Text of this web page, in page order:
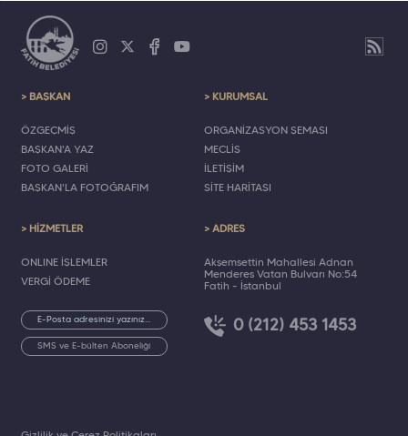
> BAŞKAN
ÖZGEÇMİŞ
BAŞKAN'A YAZ
FOTO GALERİ
BAŞKAN'LA FOTOĞRAFIM
> KURUMSAL
ORGANİZASYON ŞEMASI
MECLİS
İLETİŞİM
SİTE HARİTASI
> HİZMETLER
ONLINE İŞLEMLER
VERGİ ÖDEME
SMS ve E-bülten Aboneliği
> ADRES
Akşemsettin Mahallesi Adnan
Menderes Vatan Bulvarı No:54
Fatih - İstanbul
0 (212) 453 1453